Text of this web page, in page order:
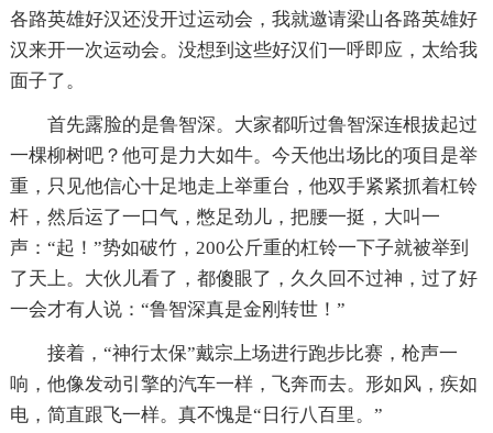
各路英雄好汉还没开过运动会，我就邀请梁山各路英雄好
汉来开一次运动会。没想到这些好汉们一呼即应，太给我
面子了。
首先露脸的是鲁智深。大家都听过鲁智深连根拔起过
一棵柳树吧？他可是力大如牛。今天他出场比的项目是举
重，只见他信心十足地走上举重台，他双手紧紧抓着杠铃
杆，然后运了一口气，憋足劲儿，把腰一挺，大叫一
声：“起！”势如破竹，200公斤重的杠铃一下子就被举到
了天上。大伙儿看了，都傻眼了，久久回不过神，过了好
一会才有人说：“鲁智深真是金刚转世！”
接着，“神行太保”戴宗上场进行跑步比赛，枪声一
响，他像发动引擎的汽车一样，飞奔而去。形如风，疾如
电，简直跟飞一样。真不愧是“日行八百里。”